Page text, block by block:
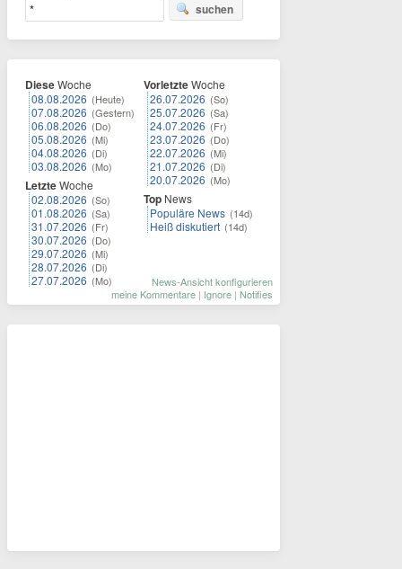
suchen
DieseWoche
08.08.2026 (Heute)
07.08.2026 (Gestern)
06.08.2026 (Do)
05.08.2026 (Mi)
04.08.2026 (Di)
03.08.2026 (Mo)
LetzteWoche
02.08.2026 (So)
01.08.2026 (Sa)
31.07.2026 (Fr)
30.07.2026 (Do)
29.07.2026 (Mi)
28.07.2026 (Di)
27.07.2026 (Mo)
VorletzteWoche
26.07.2026 (So)
25.07.2026 (Sa)
24.07.2026 (Fr)
23.07.2026 (Do)
22.07.2026 (Mi)
21.07.2026 (Di)
20.07.2026 (Mo)
Top News
Populäre News (14d)
Heiß diskutiert (14d)
News-Ansicht konfigurieren
meine Kommentare | Ignore | Notifies